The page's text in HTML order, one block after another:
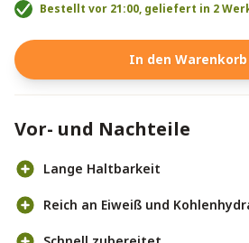
Bestellt vor 21:00, geliefert in 2
In den Warenkorb
Vor- und Nachteile
Lange Haltbarkeit
Reich an Eiweiß und